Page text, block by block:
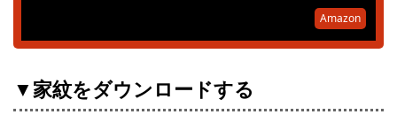
Amazon
▼家紋をダウンロードする